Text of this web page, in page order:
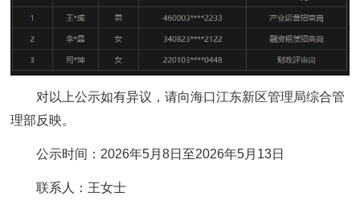
对以上公示如有异议，请向海口江东新区管理局综合管
理部反映。
公示时间：2026年5月8日至2026年5月13日
联系人：王女士